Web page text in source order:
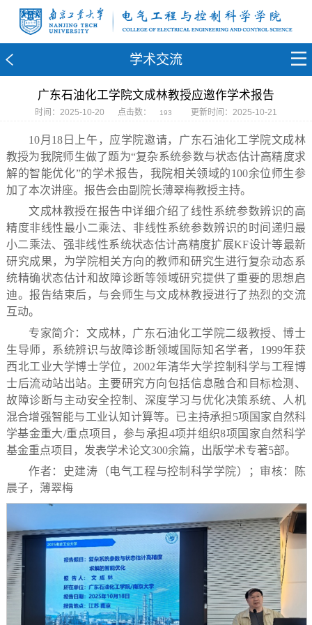
学术交流
广东石油化工学院文成林教授应邀作学术报告
时间：2025-10-20 点击数： 193 更新时间：2025-10-21
10月18日上午，应学院邀请，广东石油化工学院文成林
教授为我院师生做了题为“复杂系统参数与状态估计高精度求
解的智能优化”的学术报告，我院相关领域的100余位师生参
加了本次讲座。报告会由副院长薄翠梅教授主持。
文成林教授在报告中详细介绍了线性系统参数辨识的高
精度非线性最小二乘法、非线性系统参数辨识的时间递归最
小二乘法、强非线性系统状态估计高精度扩展KF设计等最新
研究成果，为学院相关方向的教师和研究生进行复杂动态系
统精确状态估计和故障诊断等领域研究提供了重要的思想启
迪。报告结束后，与会师生与文成林教授进行了热烈的交流
互动。
专家简介：文成林，广东石油化工学院二级教授、博士
生导师，系统辨识与故障诊断领域国际知名学者，1999年获
西北工业大学博士学位，2002年清华大学控制科学与工程博
士后流动站出站。主要研究方向包括信息融合和目标检测、
故障诊断与主动安全控制、深度学习与优化决策系统、人机
混合增强智能与工业认知计算等。已主持承担5项国家自然科
学基金重大/重点项目，参与承担4项并组织8项国家自然科学
基金重点项目，发表学术论文300余篇，出版学术专著5部。
作者：史建涛（电气工程与控制科学学院）；审核：陈
晨子，薄翠梅